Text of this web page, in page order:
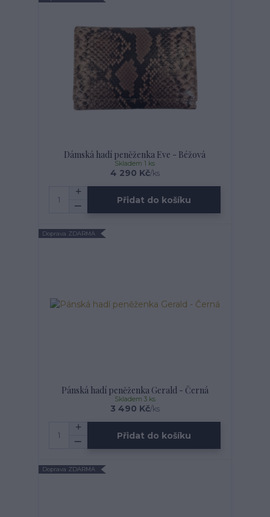
Dámská hadí peněženka Eve - Béžová
4 290 Kč/ks
Skladem 1 ks
Přidat do košíku
Doprava ZDARMA
Pánská hadí peněženka Gerald - Černá
3 490 Kč/ks
Skladem 3 ks
Přidat do košíku
Doprava ZDARMA